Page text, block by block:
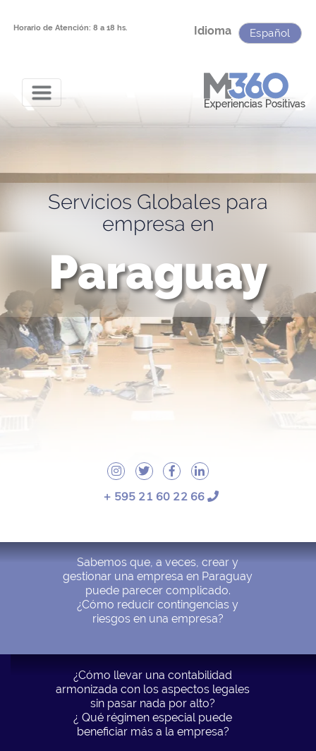
Horario de Atención: 8 a 18 hs. Idioma Español
Experiencias Positivas
+ 595 21 60 22 66
Servicios Globales para
empresa en
Paraguay
Sabemos que, a veces, crear y
gestionar una empresa en Paraguay
puede parecer complicado.
¿Cómo reducir contingencias y
riesgos en una empresa?
¿Cómo llevar una contabilidad
armonizada con los aspectos legales
sin pasar nada por alto?
¿ Qué régimen especial puede
beneficiar más a la empresa?